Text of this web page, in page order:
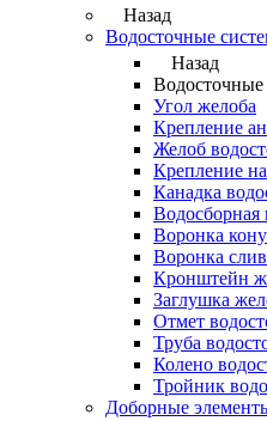
Назад
Водосточные
Назад
Угол желоба
Крепление
Желоб
Крепление
Канадка
Водосборная
Воронка
Воронка
Кронштейн
Заглушка
Отмет
Труба
Колено
Тройник
Доборные